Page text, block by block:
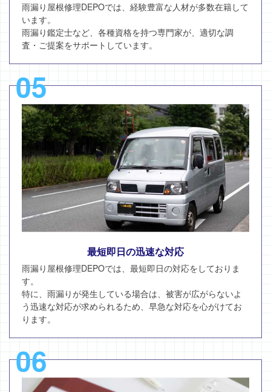
雨漏り屋根修理DEPOでは、経験豊富な人材が多数在籍して
います。
雨漏り鑑定士など、各種資格を持つ専門家が、適切な調
査・ご提案をサポートしています。
05
最短即日の迅速な対応
雨漏り屋根修理DEPOでは、最短即日の対応をしておりま
す。
特に、雨漏りが発生している場合は、被害が広がらないよ
う迅速な対応が求められるため、早急な対応を心がけてお
ります。
06